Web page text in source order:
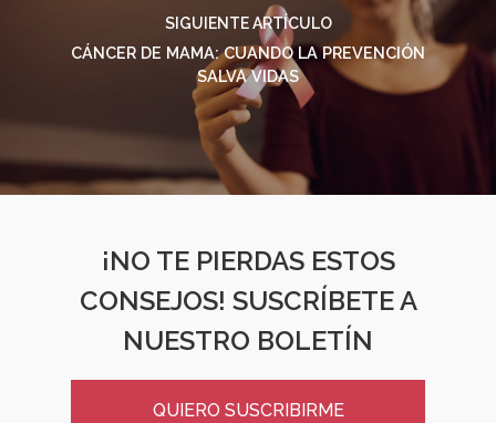
SIGUIENTE ARTÍCULO
CÁNCER DE MAMA: CUANDO LA PREVENCIÓN
SALVA VIDAS
¡NO TE PIERDAS ESTOS
CONSEJOS! SUSCRÍBETE A
NUESTRO BOLETÍN
QUIERO SUSCRIBIRME